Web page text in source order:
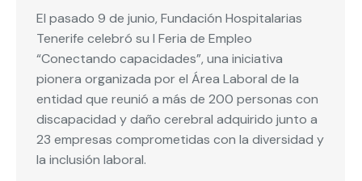
El pasado 9 de junio, Fundación Hospitalarias
Tenerife celebró su I Feria de Empleo
“Conectando capacidades”, una iniciativa
pionera organizada por el Área Laboral de la
entidad que reunió a más de 200 personas con
discapacidad y daño cerebral adquirido junto a
23 empresas comprometidas con la diversidad y
la inclusión laboral.